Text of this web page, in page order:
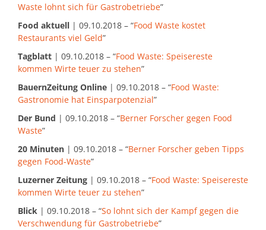
Waste lohnt sich für Gastrobetriebe”
Food aktuell | 09.10.2018 – “Food Waste kostet
Restaurants viel Geld”
Tagblatt | 09.10.2018 – “Food Waste: Speisereste
kommen Wirte teuer zu stehen”
BauernZeitung Online | 09.10.2018 – “Food Waste:
Gastronomie hat Einsparpotenzial”
Der Bund | 09.10.2018 – “Berner Forscher gegen Food
Waste”
20 Minuten | 09.10.2018 – “Berner Forscher geben Tipps
gegen Food-Waste”
Luzerner Zeitung | 09.10.2018 – “Food Waste: Speisereste
kommen Wirte teuer zu stehen”
Blick | 09.10.2018 – “So lohnt sich der Kampf gegen die
Verschwendung für Gastrobetriebe”